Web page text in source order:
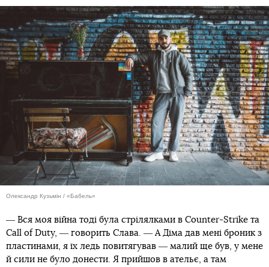
Олександр Кузьмін / «Бабель»
― Вся моя війна тоді була стрілялками в Counter-Strike та
Call of Duty, ― говорить Слава. ― А Діма дав мені броник з
пластинами, я їх ледь повитягував ― малий ще був, у мене
й сили не було донести. Я прийшов в ательє, а там